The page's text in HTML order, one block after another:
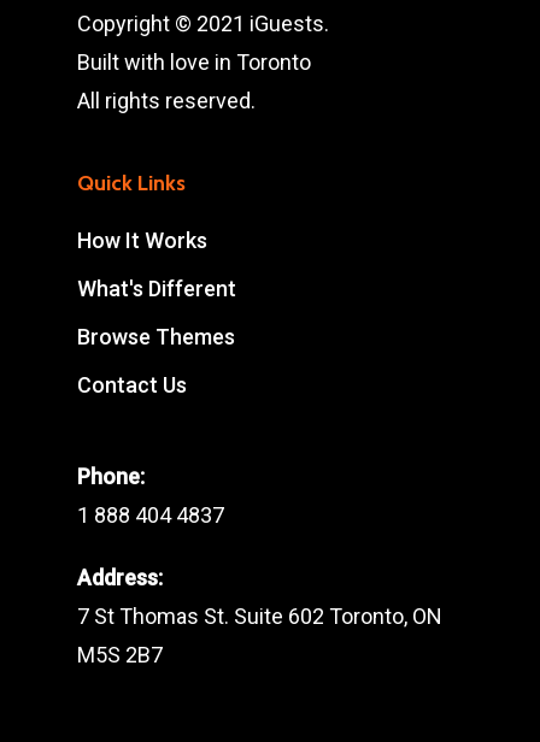
Copyright © 2021 iGuests.
Built with love in Toronto
All rights reserved.
Quick Links
How It Works
What's Different
Browse Themes
Contact Us
Phone:
1 888 404 4837
Address:
7 St Thomas St. Suite 602 Toronto, ON
M5S 2B7